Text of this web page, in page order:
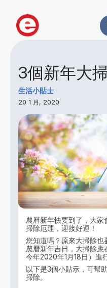
3個新年大
生活小貼士
20 1 月, 2020
農曆新年快要到了，大家
掃除厄運，迎接好運！
您知道嗎？原來大掃除也
農曆新年吉日，大掃除應
今年2020年1月18日）進
以下是3個小貼示，可幫
掃除。